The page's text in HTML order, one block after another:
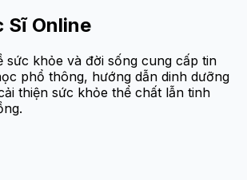
Sĩ Online
sức khỏe và đời sống cung cấp tin
phổ thông, hướng dẫn dinh dưỡng
thiện sức khỏe thể chất lẫn tinh